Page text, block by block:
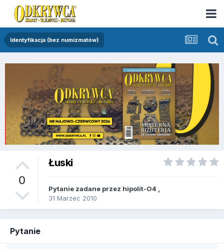
Identyfikacja (bez numizmatów)
0
Łuski
Pytanie zadane przez hipolit-O4
31 Marzec 2010
Pytanie